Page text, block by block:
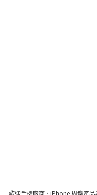
歡迎手機廠商、iPhone 周邊產